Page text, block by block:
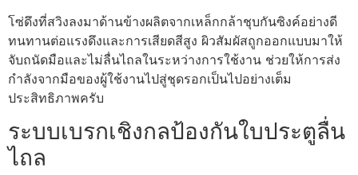
โซ่ดึงที่สวิงลงมาด้านข้างผลิตจากเหล็กกล้าชุบกันซิงค์อย่างดี
ทนทานต่อแรงดึงและการเสียดสีสูง ผิวสัมผัสถูกออกแบบมาให้
จับถนัดมือและไม่ลื่นไถลในระหว่างการใช้งาน ช่วยให้การส่ง
กำลังจากมือของผู้ใช้งานไปสู่ชุดรอกเป็นไปอย่างเต็ม
ประสิทธิภาพครับ
ระบบเบรกเชิงกลป้องกันใบประตูลื่น
ไถล